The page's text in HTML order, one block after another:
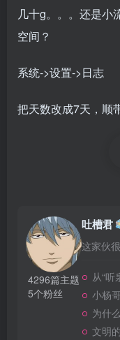
几十g。。。还是小
空间？
系统->设置->日志
把天数改成7天，顺
4296篇主题
5个粉丝
吐槽君
这家伙
从“听
小杨
为什么
文明